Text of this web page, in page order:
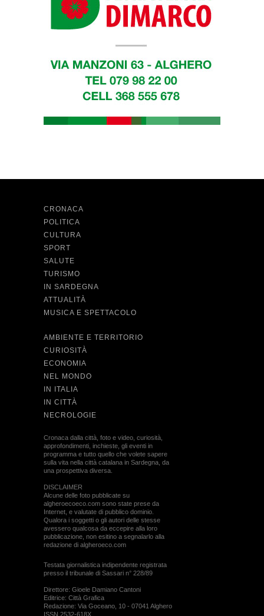
CRONACA
POLITICA
CULTURA
SPORT
SALUTE
TURISMO
IN SARDEGNA
ATTUALITÀ
MUSICA E SPETTACOLO
AMBIENTE E TERRITORIO
CURIOSITÀ
ECONOMIA
NEL MONDO
IN ITALIA
IN CITTÀ
NECROLOGIE
Cronaca dalla città, foto e video, curiosità,
approfondimenti, inchieste, gli eventi in
programma e tutto quello che volete sapere
sulla vita nella città catalana in Sardegna, da
una prospettiva diversa.
DISCLAIMER
Alcune delle foto pubblicate su
algheroecoeco.com sono state prese da
Internet, e valutate di pubblico dominio.
Qualora i soggetti o gli autori delle stesse
avessero qualcosa da eccepire alla loro
pubblicazione, non esitino a segnalarlo alla
redazione di algheroeco.com
Testata giornalistica indipendente registrata
presso il tribunale di Sassari n° 228/89
Direttore: Gioele Damiano Cantoni
Editrice: Città Grafica
Redazione: Via Goceano, 10 - 07041 Alghero
ISSN 2532-618X